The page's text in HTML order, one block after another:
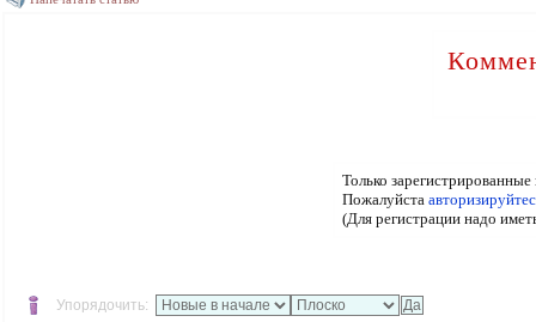
Только
Пожалуйста
(Для регистрации надо
Упорядочить: